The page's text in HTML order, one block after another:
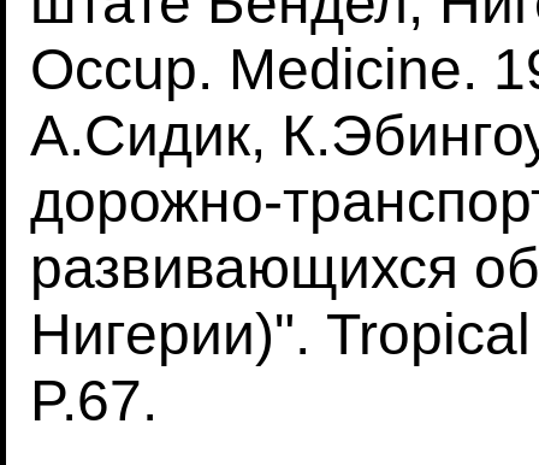
Occup. Medicine.
А.Сидик,
дорожно-
развивающихся
Нигерии)".
P.67.